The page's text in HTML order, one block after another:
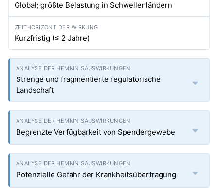
Global; größte Belastung in Schwellenländern
Kurzfristig (≤ 2 Jahre)
Strenge und fragmentierte regulatorische
Landschaft
Begrenzte Verfügbarkeit von Spendergewebe
Potenzielle Gefahr der Krankheitsübertragung